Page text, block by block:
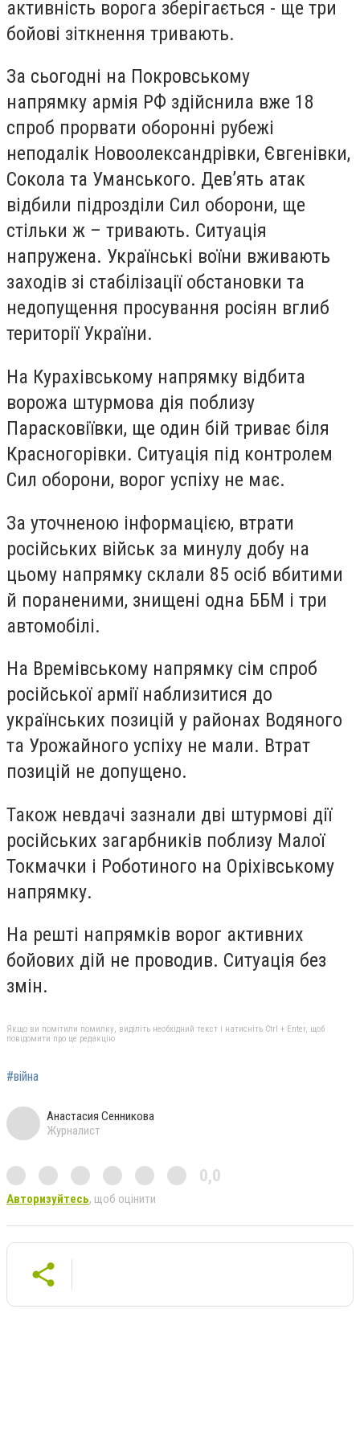
активність ворога зберігається - ще три
бойові зіткнення тривають.
За сьогодні на Покровському
напрямку армія РФ здійснила вже 18
спроб прорвати оборонні рубежі
неподалік Новоолександрівки, Євгенівки,
Сокола та Уманського. Дев’ять атак
відбили підрозділи Сил оборони, ще
стільки ж – тривають. Ситуація
напружена. Українські воїни вживають
заходів зі стабілізації обстановки та
недопущення просування росіян вглиб
території України.
На Курахівському напрямку відбита
ворожа штурмова дія поблизу
Парасковіївки, ще один бій триває біля
Красногорівки. Ситуація під контролем
Сил оборони, ворог успіху не має.
За уточненою інформацією, втрати
російських військ за минулу добу на
цьому напрямку склали 85 осіб вбитими
й пораненими, знищені одна ББМ і три
автомобілі.
На Времівському напрямку сім спроб
російської армії наблизитися до
українських позицій у районах Водяного
та Урожайного успіху не мали. Втрат
позицій не допущено.
Також невдачі зазнали дві штурмові дії
російських загарбників поблизу Малої
Токмачки і Роботиного на Оріхівському
напрямку.
На решті напрямків ворог активних
бойових дій не проводив. Ситуація без
змін.
Якщо ви помітили помилку, виділіть необхідний текст і натисніть Ctrl + Enter, щоб
повідомити про це редакцію
#війна
Анастасия Сенникова
Журналист
0,0
Авторизуйтесь, щоб оцінити